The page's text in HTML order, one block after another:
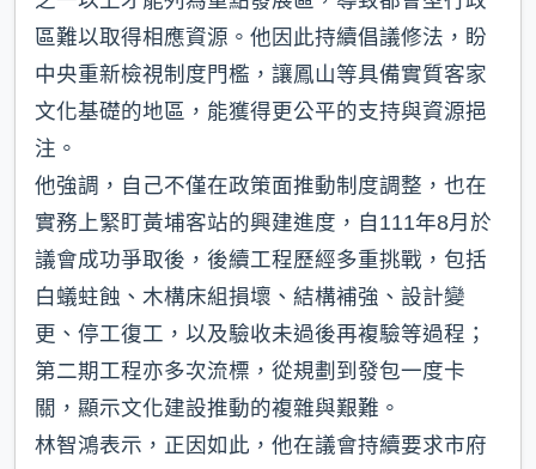
區難以取得相應資源。他因此持續倡議修法，盼
中央重新檢視制度門檻，讓鳳山等具備實質客家
文化基礎的地區，能獲得更公平的支持與資源挹
注。
他強調，自己不僅在政策面推動制度調整，也在
實務上緊盯黃埔客站的興建進度，自111年8月於
議會成功爭取後，後續工程歷經多重挑戰，包括
白蟻蛀蝕、木構床組損壞、結構補強、設計變
更、停工復工，以及驗收未過後再複驗等過程；
第二期工程亦多次流標，從規劃到發包一度卡
關，顯示文化建設推動的複雜與艱難。
林智鴻表示，正因如此，他在議會持續要求市府